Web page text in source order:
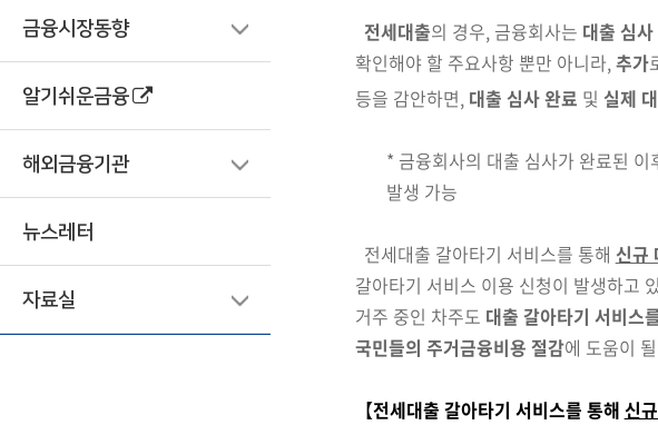
금융시장동향
알기쉬운금융
해외금융기관
뉴스레터
자료실
전세대출의 경우, 금융회사는 대출 심사
확인해야 할 주요사항 뿐만 아니라,추가
등을 감안하면, 대출 심사 완료 및 실제
* 금융회사의 대출 심사가 완료된
발생 가능
전세대출 갈아타기 서비스를 통해 신규
갈아타기 서비스 이용 신청이 발생하고
거주 중인 차주도 대출 갈아타기 서비스
국민들의 주거금융비용 절감에 도움이
【전세대출 갈아타기 서비스를 통해 신